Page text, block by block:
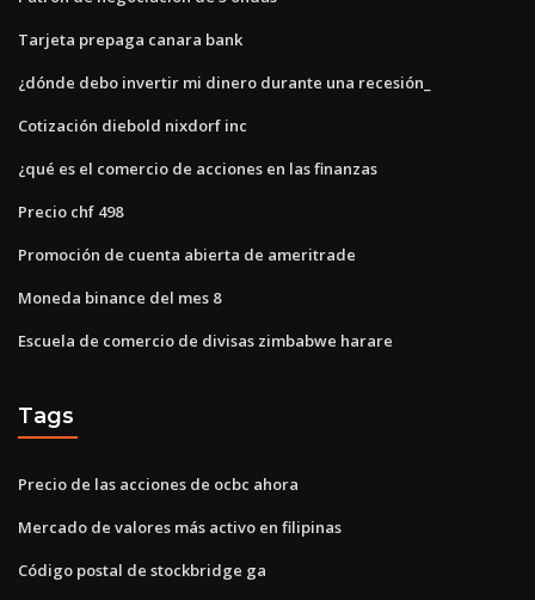
Tarjeta prepaga canara bank
¿dónde debo invertir mi dinero durante una recesión_
Cotización diebold nixdorf inc
¿qué es el comercio de acciones en las finanzas
Precio chf 498
Promoción de cuenta abierta de ameritrade
Moneda binance del mes 8
Escuela de comercio de divisas zimbabwe harare
Tags
Precio de las acciones de ocbc ahora
Mercado de valores más activo en filipinas
Código postal de stockbridge ga